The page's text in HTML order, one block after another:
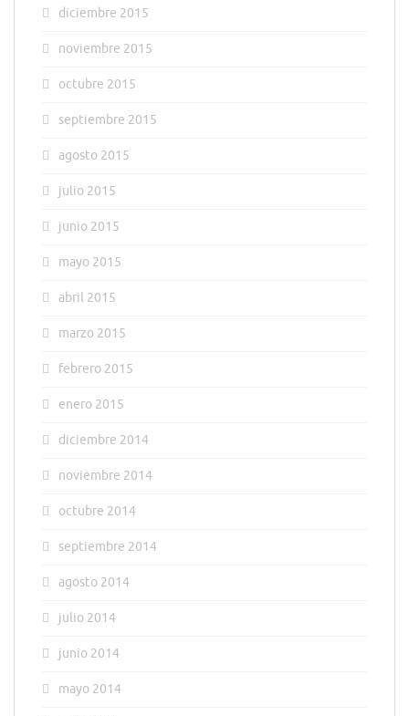
diciembre 2015
noviembre 2015
octubre 2015
septiembre 2015
agosto 2015
julio 2015
junio 2015
mayo 2015
abril 2015
marzo 2015
febrero 2015
enero 2015
diciembre 2014
noviembre 2014
octubre 2014
septiembre 2014
agosto 2014
julio 2014
junio 2014
mayo 2014